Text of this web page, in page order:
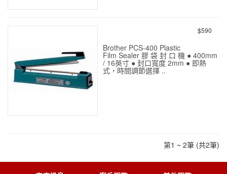
袋封口機)
$590
Brother PCS-400 Plastic
Film Sealer 膠 袋 封 口 機 ● 400mm
/ 16英寸 ● 封口寬度 2mm ● 即熱
式，時間調節選擇 ..
第1 ~ 2筆 (共2筆)